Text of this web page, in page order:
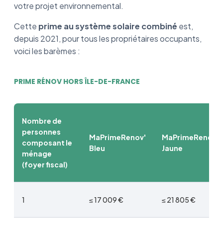
votre projet environnemental.
Cette prime au système solaire combiné est,
depuis 2021, pour tous les propriétaires occupants,
voici les barèmes :
PRIME RÉNOV HORS ÎLE-DE-FRANCE
Nombre de
personnes
composant le
ménage
(foyer fiscal)
MaPrimeRenov'
Bleu
MaPrimeRenov'
Jaune
1 ≤ 17 009 € ≤ 21 805 €